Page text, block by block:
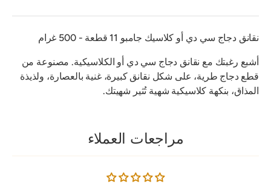
نقانق دجاج سي دي أو كلاسيك جامبو 11 قطعة - 500 غرام
أشبع رغبتك مع نقانق دجاج سي دي أو الكلاسيكية. مصنوعة من
قطع دجاج طرية، على شكل نقانق كبيرة، غنية بالعصارة، ولذيذة
المذاق، بنكهة كلاسيكية شهية تُثير شهيتك.
مراجعات العملاء